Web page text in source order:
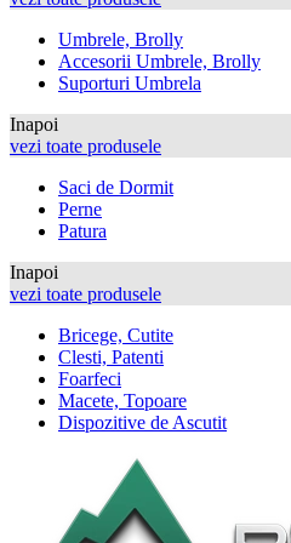
Umbrele, Brolly
Accesorii Umbrele, Brolly
Suporturi Umbrela
Inapoi
vezi toate produsele
Saci de Dormit
Perne
Patura
Inapoi
vezi toate produsele
Bricege, Cutite
Clesti, Patenti
Foarfeci
Macete, Topoare
Dispozitive de Ascutit